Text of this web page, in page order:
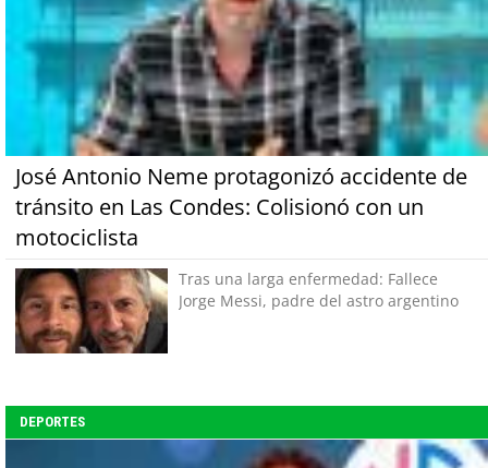
José Antonio Neme protagonizó accidente de
tránsito en Las Condes: Colisionó con un
motociclista
Tras una larga enfermedad: Fallece
Jorge Messi, padre del astro argentino
DEPORTES